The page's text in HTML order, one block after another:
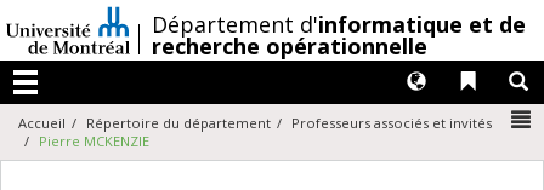
au
contenu
/Département d'informatique et de
recherche opérationnelle
Menu
Liens
Langues
Accueil Répertoire du département
Professeurs associés et invités
Pierre MCKENZIE